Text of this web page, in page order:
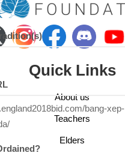
bang-xep-
Quick Links
About us
Teachers
Elders